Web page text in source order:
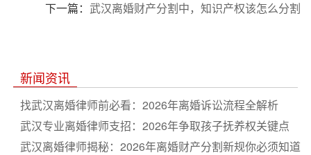
武汉离婚财产分割中，知识产权该怎么分割
下一篇：
新闻资讯
找武汉离婚律师前必看：2026年离婚诉讼流程全解析
武汉专业离婚律师支招：2026年争取孩子抚养权关键点
武汉离婚律师揭秘：2026年离婚财产分割新规你必须知道